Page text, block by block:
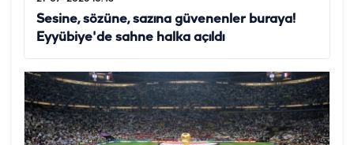
Sesine, sözüne, sazına güvenenler buraya!
Eyyübiye'de sahne halka açıldı